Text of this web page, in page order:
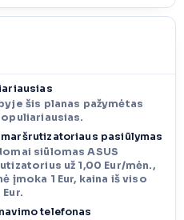
šis planas pažymėtas
maršrutizatoriaus pasiūlymas
siūlomas ASUS
už 1,00 Eur/mėn.,
įmoka 1 Eur, kaina iš viso
telefonas